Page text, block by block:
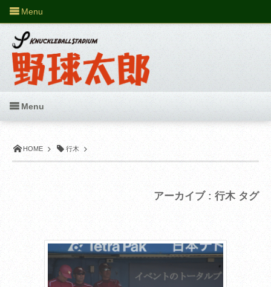
HOME 行木
アーカイブ : 行木 タグ
Menu
Menu